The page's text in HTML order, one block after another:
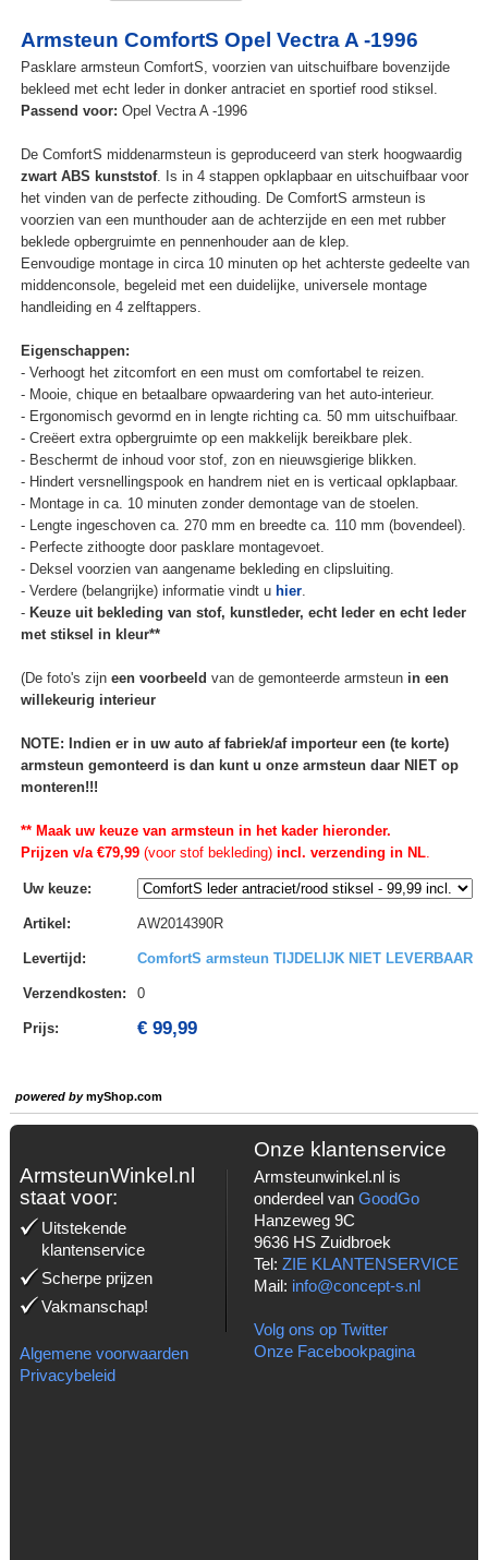
Armsteun ComfortS Opel Vectra A -1996
Pasklare armsteun ComfortS, voorzien van uitschuifbare bovenzijde
bekleed met echt leder in donker antraciet en sportief rood stiksel.
Passend voor: Opel Vectra A -1996
De ComfortS middenarmsteun is geproduceerd van sterk hoogwaardig
zwart ABS kunststof. Is in 4 stappen opklapbaar en uitschuifbaar voor
het vinden van de perfecte zithouding. De ComfortS armsteun is
voorzien van een munthouder aan de achterzijde en een met rubber
beklede opbergruimte en pennenhouder aan de klep.
Eenvoudige montage in circa 10 minuten op het achterste gedeelte van
middenconsole, begeleid met een duidelijke, universele montage
handleiding en 4 zelftappers.
Eigenschappen:
- Verhoogt het zitcomfort en een must om comfortabel te reizen.
- Mooie, chique en betaalbare opwaardering van het auto-interieur.
- Ergonomisch gevormd en in lengte richting ca. 50 mm uitschuifbaar.
- Creëert extra opbergruimte op een makkelijk bereikbare plek.
- Beschermt de inhoud voor stof, zon en nieuwsgierige blikken.
- Hindert versnellingspook en handrem niet en is verticaal opklapbaar.
- Montage in ca. 10 minuten zonder demontage van de stoelen.
- Lengte ingeschoven ca. 270 mm en breedte ca. 110 mm (bovendeel).
- Perfecte zithoogte door pasklare montagevoet.
- Deksel voorzien van aangename bekleding en clipsluiting.
- Verdere (belangrijke) informatie vindt u hier.
- Keuze uit bekleding van stof, kunstleder, echt leder en echt leder
met stiksel in kleur**
(De foto's zijn een voorbeeld van de gemonteerde armsteun in een
willekeurig interieur
NOTE: Indien er in uw auto af fabriek/af importeur een (te korte)
armsteun gemonteerd is dan kunt u onze armsteun daar NIET op
monteren!!!
** Maak uw keuze van armsteun in het kader hieronder.
Prijzen v/a €79,99(voor stof bekleding)incl. verzending in NL.
Uw keuze:
Artikel : AW2014390R
Levertijd : ComfortS armsteun TIJDELIJK NIET LEVERBAAR
Verzendkosten: 0
Prijs: € 99,99
powered bymyShop.com
ArmsteunWinkel.nl
staat voor:
Uitstekende
klantenservice
Scherpe prijzen
Vakmanschap!
Algemene voorwaarden
Privacybeleid
Onze klantenservice
Armsteunwinkel.nl is
onderdeel van GoodGo
Hanzeweg 9C
9636 HS Zuidbroek
Tel: ZIE KLANTENSERVICE
Mail: info@concept-s.nl
Volg ons op Twitter
Onze Facebookpagina